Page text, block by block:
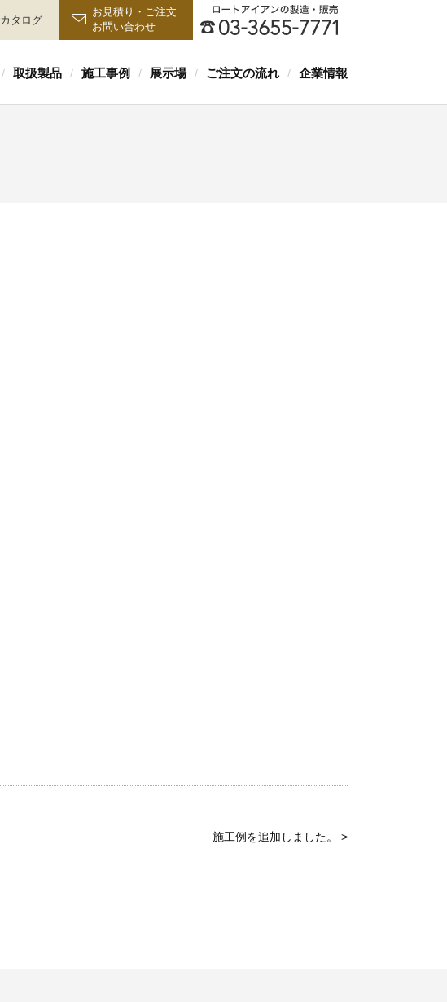
カタログ
お見積り・ご注文
お問い合わせ
/ 取扱製品 / 施工事例 / 展示場 / ご注文の流れ / 企業情報
施工例を追加しました。 >